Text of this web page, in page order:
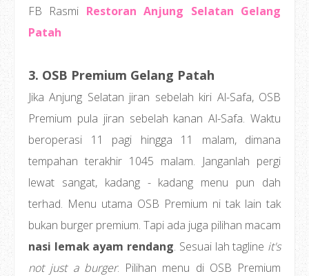
FB Rasmi Restoran Anjung Selatan Gelang
Patah
3. OSB Premium Gelang Patah
Jika Anjung Selatan jiran sebelah kiri Al-Safa, OSB
Premium pula jiran sebelah kanan Al-Safa. Waktu
beroperasi 11 pagi hingga 11 malam, dimana
tempahan terakhir 1045 malam. Janganlah pergi
lewat sangat, kadang - kadang menu pun dah
terhad. Menu utama OSB Premium ni tak lain tak
bukan burger premium. Tapi ada juga pilihan macam
nasi lemak ayam rendang. Sesuai lah tagline it's
not just a burger. Pilihan menu di OSB Premium